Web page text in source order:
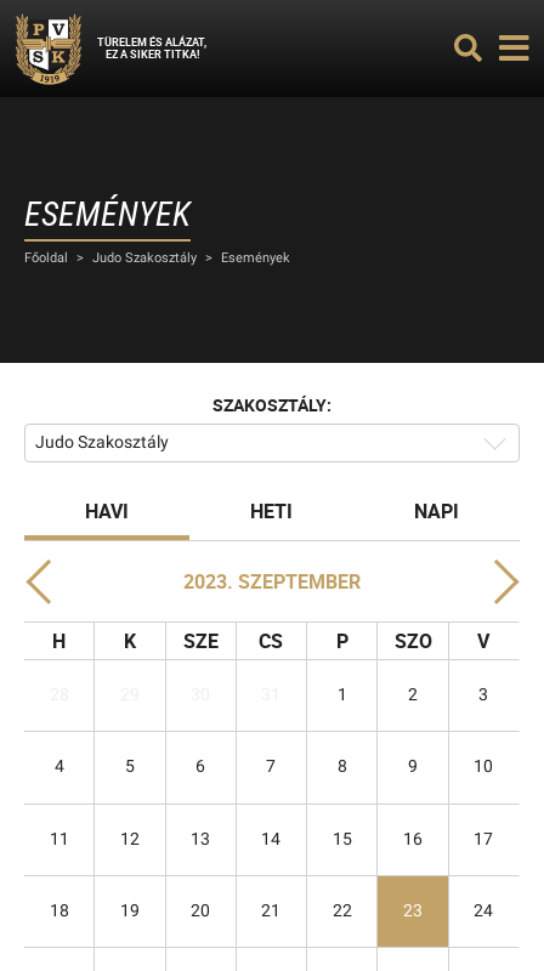
TÜRELEM ÉS ALÁZAT,
EZ A SIKER TITKA!
ESEMÉNYEK
Főoldal > Judo Szakosztály > Események
SZAKOSZTÁLY:
Judo Szakosztály
HAVI HETI NAPI
2023. SZEPTEMBER
H K SZE CS P SZO V
1 2 3
4 5 6 7 8 9 10
11 12 13 14 15 16 17
18 19 20 21 22 23 24